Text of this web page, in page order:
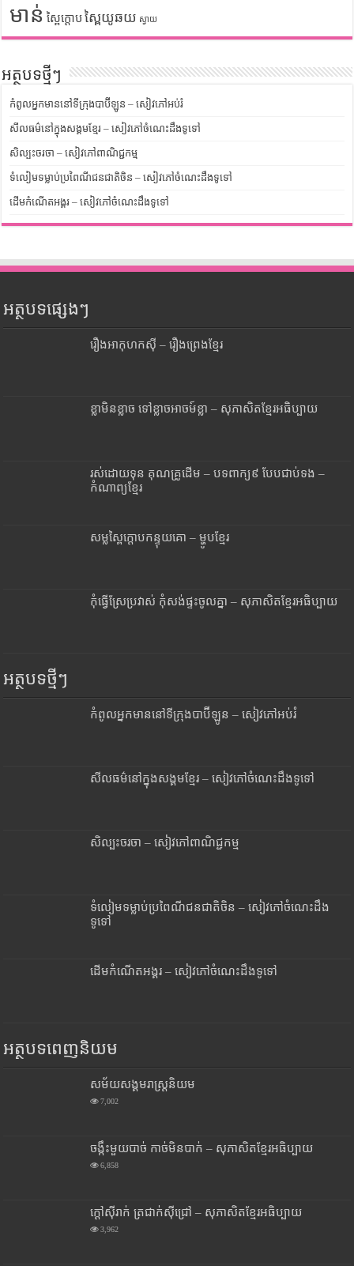
មាន់ ស្ពៃក្តោប ស្ពៃយូឆយ ស្វាយ
អត្ថបទថ្មីៗ
កំពូលអ្នកមាននៅទីក្រុងបាប៊ីឡូន – សៀវភៅអប់រំ
សីលធម៌នៅក្នុងសង្គមខ្មែរ – សៀវភៅចំណេះដឹងទូទៅ
សិល្បះចរចា – សៀវភៅពាណិជ្ជកម្ម
ទំលៀមទម្លាប់ប្រពៃណីជនជាតិចិន – សៀវភៅចំណេះដឹងទូទៅ
ដើមកំណើតអង្គរ – សៀវភៅចំណេះដឹងទូទៅ
អត្ថបទផ្សេងៗ
រឿងអាកុហកស៊ី – រឿងព្រេងខ្មែរ
ខ្លាមិនខ្លាច ទៅខ្លាចអាចម៍ខ្លា – សុភាសិតខ្មែរអធិប្បាយ
រស់ដោយទុន គុណគ្រូដើម – បទពាក្យ៩ បែបជាប់ទង –
កំណាព្យខ្មែរ
សម្លស្ពៃក្តោបកន្ទុយគោ – ម្ហូបខ្មែរ
កុំធ្វើស្រែប្រវាស់ កុំសង់ផ្ទះចូលគ្នា – សុភាសិតខ្មែរអធិប្បាយ
អត្ថបទថ្មីៗ
កំពូលអ្នកមាននៅទីក្រុងបាប៊ីឡូន – សៀវភៅអប់រំ
សីលធម៌នៅក្នុងសង្គមខ្មែរ – សៀវភៅចំណេះដឹងទូទៅ
សិល្បះចរចា – សៀវភៅពាណិជ្ជកម្ម
ទំលៀមទម្លាប់ប្រពៃណីជនជាតិចិន – សៀវភៅចំណេះដឹង
ទូទៅ
ដើមកំណើតអង្គរ – សៀវភៅចំណេះដឹងទូទៅ
អត្ថបទពេញនិយម
សម័យសង្គមរាស្រ្តនិយម
7,002
ចង្កឹះមួយបាច់ កាច់មិនបាក់ – សុភាសិតខ្មែរអធិប្បាយ
6,858
ក្តៅស៊ីរាក់ ត្រជាក់ស៊ីជ្រៅ – សុភាសិតខ្មែរអធិប្បាយ
3,962